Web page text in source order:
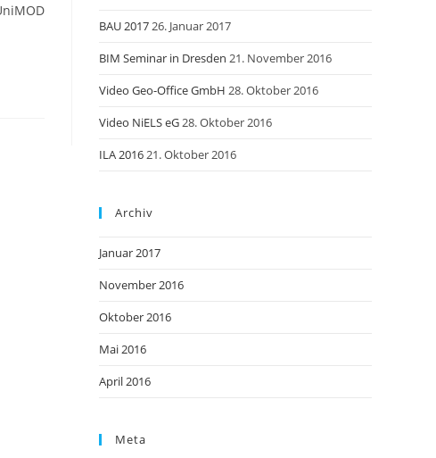
BAU 201726. Januar 2017
BIM Seminar in Dresden 21. November 2016
Video Geo-Office GmbH 28. Oktober 2016
Video NiELS eG28. Oktober 2016
ILA 201621. Oktober 2016
Archiv
Januar 2017
November 2016
Oktober 2016
Mai 2016
April 2016
Meta